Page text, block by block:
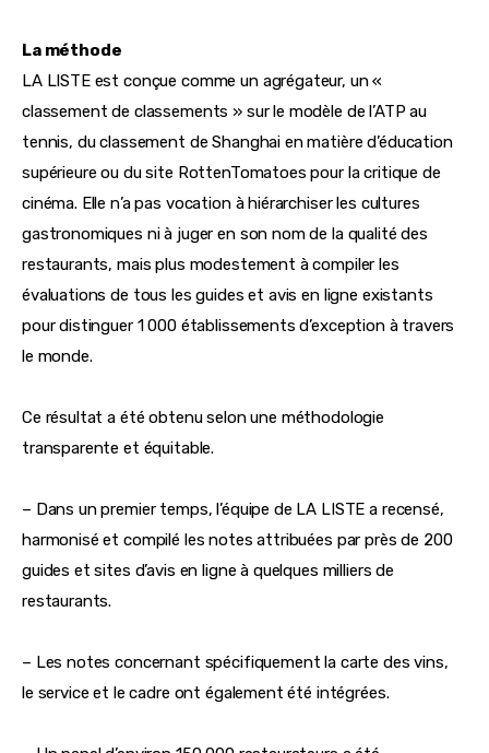
La méthode
LA LISTE est conçue comme un agrégateur, un «
classement de classements » sur le modèle de l’ATP au
tennis, du classement de Shanghai en matière d’éducation
supérieure ou du site RottenTomatoes pour la critique de
cinéma. Elle n’a pas vocation à hiérarchiser les cultures
gastronomiques ni à juger en son nom de la qualité des
restaurants, mais plus modestement à compiler les
évaluations de tous les guides et avis en ligne existants
pour distinguer 1 000 établissements d’exception à travers
le monde.
Ce résultat a été obtenu selon une méthodologie
transparente et équitable.
– Dans un premier temps, l’équipe de LA LISTE a recensé,
harmonisé et compilé les notes attribuées par près de 200
guides et sites d’avis en ligne à quelques milliers de
restaurants.
– Les notes concernant spécifiquement la carte des vins,
le service et le cadre ont également été intégrées.